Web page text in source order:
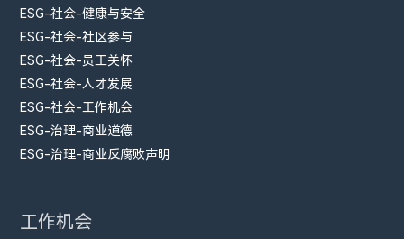
ESG-社会-健康与安全
ESG-社会-社区参与
ESG-社会-员工关怀
ESG-社会-人才发展
ESG-社会-工作机会
ESG-治理-商业道德
ESG-治理-商业反腐败声明
工作机会